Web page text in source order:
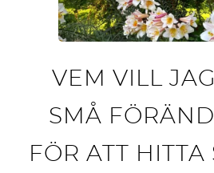
VEM VILL
SMÅ
FÖR ATT HITTA